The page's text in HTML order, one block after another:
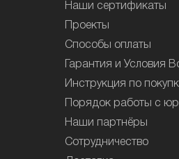
Наши сертификаты
Проекты
Способы оплаты
Гарантия и Условия
Инструкция по
Порядок работы с
Наши партнёры
Сотрудничество